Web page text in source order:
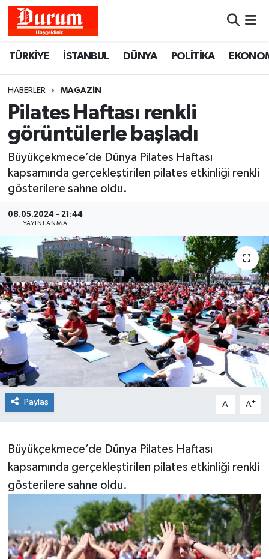
TÜRKİYE İSTANBUL DÜNYA POLİTİKA
HABERLER MAGAZİN
Pilates Haftası renkli
görüntülerle başladı
Büyükçekmece’de Dünya Pilates Haftası
kapsamında gerçekleştirilen pilates etkinliği renkli
gösterilere sahne oldu.
08.05.2024 - 21:44
YAYINLANMA
Paylaş A- A+
Büyükçekmece’de Dünya Pilates Haftası
kapsamında gerçekleştirilen pilates etkinliği renkli
gösterilere sahne oldu.
Hava Durumu
Namaz Vakitleri
Trafik Durumu
Süper Lig Puan Durumu ve Fikstür
Haber Arşivi